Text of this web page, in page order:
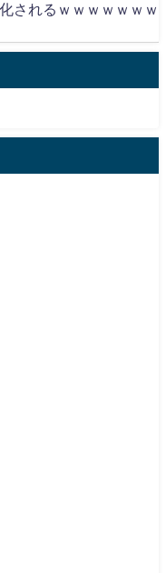
されるｗｗｗｗｗｗｗ